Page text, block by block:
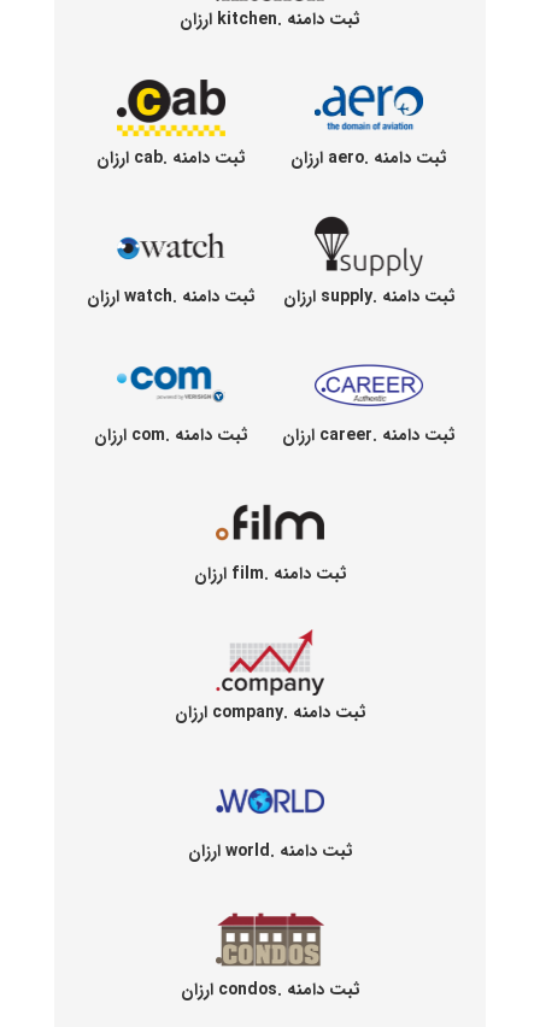
ثبت دامنه .kitchen ارزان
ثبت دامنه .aero ارزان ثبت دامنه .cab ارزان
ثبت دامنه .supply ارزان ثبت دامنه .watch ارزان
ثبت دامنه .career ارزان ثبت دامنه .com ارزان
ثبت دامنه .film ارزان
ثبت دامنه .company ارزان
ثبت دامنه .world ارزان
ثبت دامنه .condos ارزان